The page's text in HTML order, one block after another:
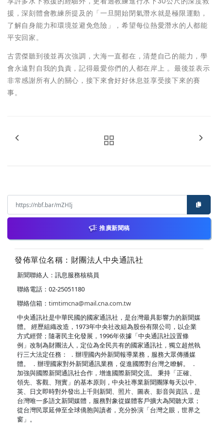
援，深刻體會教練所提及的「一旦開始閉氣潛水就是極限運動，
了解自身能力和環境並避免危險」，希望每位熱愛潛水的人都能
平安回家。
古雲傑聽到後並再次強調，大海一直都在，清楚自己的能力，學
會永遠對自我的負責，記得最愛你們的人都在岸上 。最後並表示
非常感謝所有人的關心，接下來會好好休息並享受接下來的賽
事。
推廣新聞稿
發佈單位名稱：財團法人中央通訊社
新聞聯絡人：訊息服務核稿員
聯絡電話：02-25051180
聯絡信箱： timtimcna@mail.cna.com.tw
中央通訊社是中華民國的國家通訊社，是台灣最具影響力的新聞媒
體。 經歷組織改造，1973年中央社改組為股份有限公司，以企業
方式經營；隨著民主化發展，1996年依據「中央通訊社設置條
例」改制為財團法人，定位為全民共有的國家通訊社，獨立超然執
行三大法定任務： ．辦理國內外新聞報導業務，服務大眾傳播媒
體。 ．辦理國家對外新聞通訊業務，促進國際對台灣之瞭解。 ．
加強與國際新聞通訊社合作，增進國際新聞交流。 秉持「正確、
領先、客觀、翔實」的基本原則，中央社專業新聞團隊每天以中、
英、日文即時對外發出上千則新聞、照片、圖表、影音與資訊，是
台灣唯一多語文新聞媒體，服務對象從媒體客戶擴大為閱聽大眾；
從台灣民眾延伸至全球僑胞與讀者，充分扮演「台灣之眼，世界之
窗」。